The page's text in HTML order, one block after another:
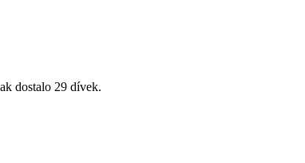
dostalo 29 dívek.